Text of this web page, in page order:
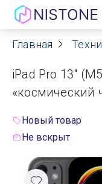
Акции
О нас
Договор
Главная
iPad Pro 13"
«космический
Новый товар
Не вскрыт